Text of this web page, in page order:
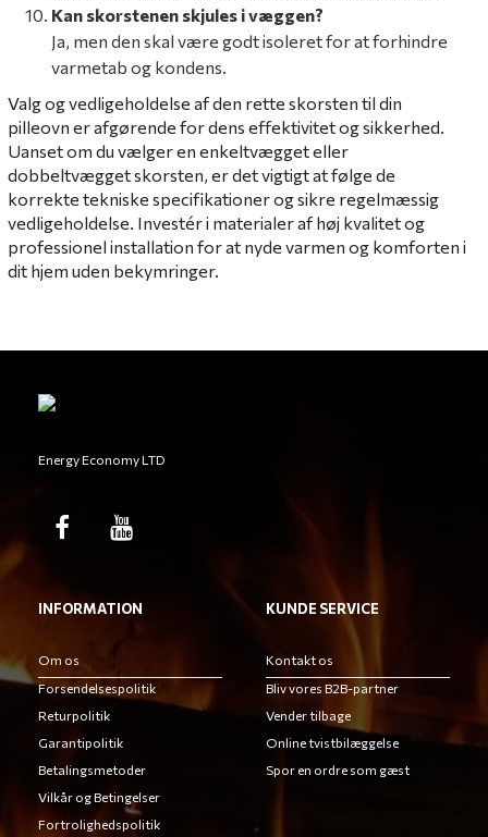
Kan skorstenen skjules i væggen?
Ja, men den skal være godt isoleret for at forhindre
varmetab og kondens.
Valg og vedligeholdelse af den rette skorsten til din
pilleovn er afgørende for dens effektivitet og sikkerhed.
Uanset om du vælger en enkeltvægget eller
dobbeltvægget skorsten, er det vigtigt at følge de
korrekte tekniske specifikationer og sikre regelmæssig
vedligeholdelse. Investér i materialer af høj kvalitet og
professionel installation for at nyde varmen og komforten i
dit hjem uden bekymringer.
Energy Economy LTD
INFORMATION
Om os
Forsendelsespolitik
Returpolitik
Garantipolitik
Betalingsmetoder
Vilkår og Betingelser
Fortrolighedspolitik
KUNDE SERVICE
Kontakt os
Bliv vores B2B-partner
Vender tilbage
Online tvistbilæggelse
Spor en ordre som gæst